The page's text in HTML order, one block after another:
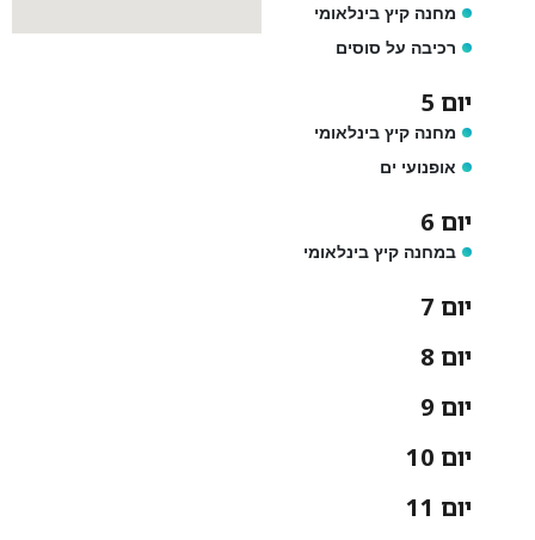
מחנה קיץ בינלאומי
רכיבה על סוסים
יום 5
מחנה קיץ בינלאומי
אופנועי ים
יום 6
במחנה קיץ בינלאומי
יום 7
יום 8
יום 9
יום 10
יום 11